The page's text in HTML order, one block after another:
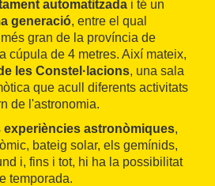
automatitzada i té un
generació, entre el qual
gran de la província de
cúpula de 4 metres. Així mateix,
les Constel·lacions, una sala
que acull diferents activitats
de l'astronomia.
experiències astronòmiques,
bateig solar, els gemínids,
i, fins i tot, hi ha la possibilitat
temporada.